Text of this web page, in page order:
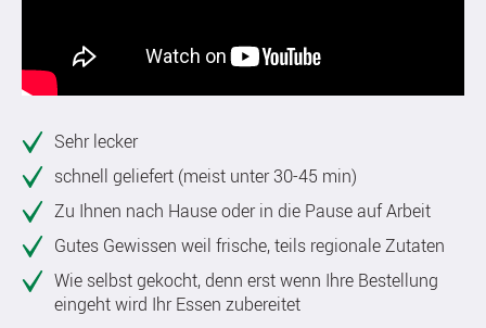
Sehr lecker
schnell geliefert (meist unter 30-45 min)
Zu Ihnen nach Hause oder in die Pause auf Arbeit
Gutes Gewissen weil frische, teils regionale Zutaten
Wie selbst gekocht, denn erst wenn Ihre Bestellung
eingeht wird Ihr Essen zubereitet